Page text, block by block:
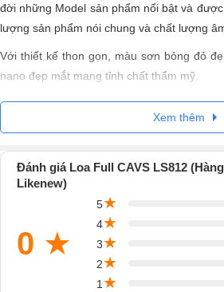
đời những Model sản phẩm nổi bật và
lượng sản phẩm nói chung và chất lượng
Với thiết kế thon gọn, màu sơn bỏng đỏ
nano đẹp mắt mang tỉnh chất thẩm mỹ.
Một sản phẩm loa không những hay về
là một vật trưng bày trong không gian
phòng hội họp.
Đặc biệt về các sản phẩm Loa
thuộc dòng loa karaoke
Hoàng phân phối . Với công suất lớn
CAVS thiên về sức mạnh và “căng” tiếng
hợp với những hội trường, bar club nhỏ
Xem thêm
Đánh giá Loa Full CAVS LS812
Likenew)
0 ★
5★
4★
3★
2★
1 ★